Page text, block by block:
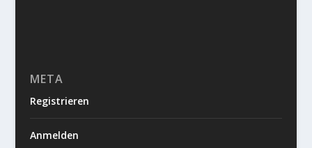
META
Registrieren
Anmelden